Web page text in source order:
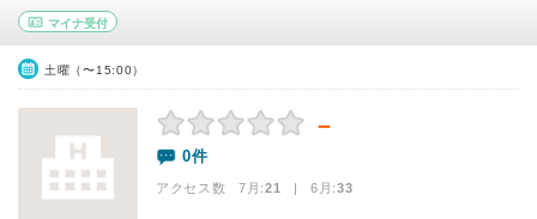
マイナ受付
土曜（〜15:00）
－
0件
アクセス数 7月:21 | 6月:33